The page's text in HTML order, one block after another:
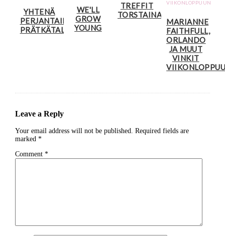
YHTENÄ
PERJANTAINA
PRÄTKÄTALLILLA
WE'LL
GROW
YOUNG
TREFFIT
TORSTAINA?
MARIANNE
FAITHFULL,
ORLANDO
JA MUUT
VINKIT
Leave a Reply
Your email address will not be published. Required fields are
marked *
Comment *